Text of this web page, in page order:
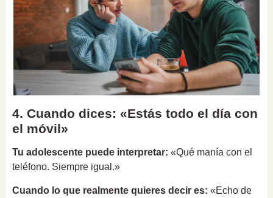
4. Cuando dices: «Estás todo el día con
el móvil»
Tu adolescente puede interpretar: «Qué manía con el
teléfono. Siempre igual.»
Cuando lo que realmente quieres decir es: «Echo de